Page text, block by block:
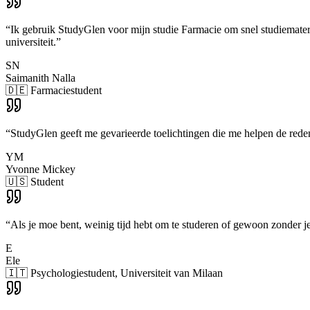
“Ik gebruik StudyGlen voor mijn studie Farmacie om snel
universiteit.”
SN
Saimanith Nalla
🇩🇪 Farmaciestudent
“StudyGlen geeft me gevarieerde toelichtingen die me helpen de
YM
Yvonne Mickey
🇺🇸 Student
“Als je moe bent, weinig tijd hebt om te studeren of gewoon zonder
E
Ele
🇮🇹 Psychologiestudent, Universiteit van Milaan